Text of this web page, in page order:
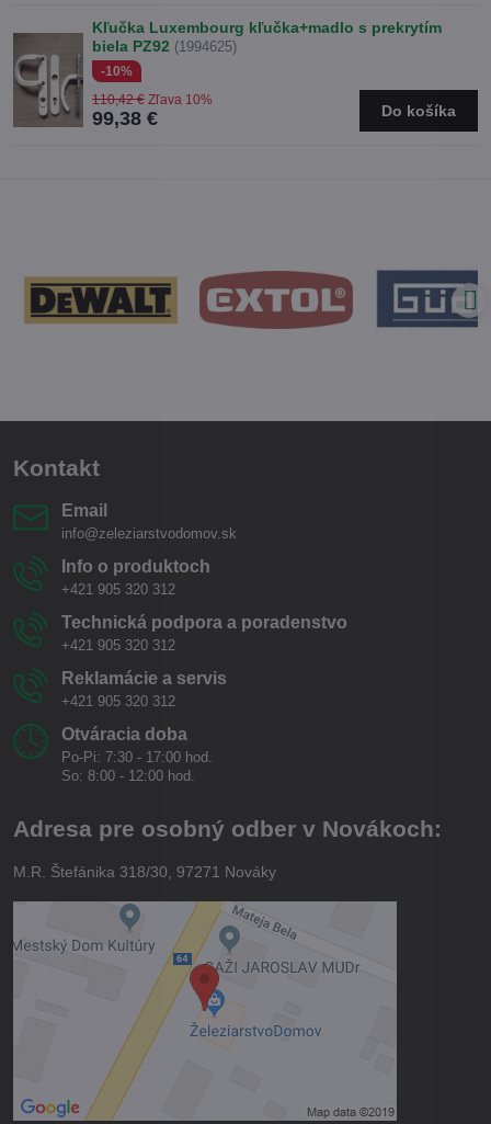
Kľučka Luxembourg kľučka+madlo s prekrytím
biela PZ92 (1994625)
-10%
99,38 €
110,42 € Zľava 10%
Do košíka
Kontakt
Email
info@zeleziarstvodomov.sk
Info o produktoch
+421 905 320 312
Technická podpora a poradenstvo
+421 905 320 312
Reklamácie a servis
+421 905 320 312
Otváracia doba
Po-Pi: 7:30 - 17:00 hod.
So: 8:00 - 12:00 hod.
Adresa pre osobný odber v Novákoch:
M.R. Štefánika 318/30, 97271 Nováky